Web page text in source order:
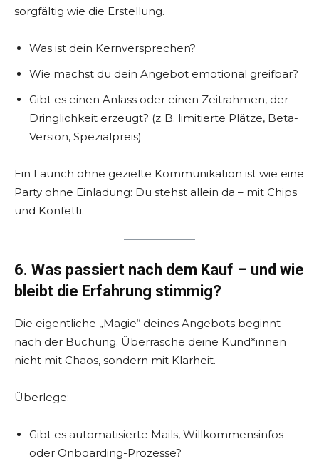
sorgfältig wie die Erstellung.
Was ist dein Kernversprechen?
Wie machst du dein Angebot emotional greifbar?
Gibt es einen Anlass oder einen Zeitrahmen, der
Dringlichkeit erzeugt? (z. B. limitierte Plätze, Beta-
Version, Spezialpreis)
Ein Launch ohne gezielte Kommunikation ist wie eine
Party ohne Einladung: Du stehst allein da – mit Chips
und Konfetti.
6. Was passiert nach dem Kauf – und wie
bleibt die Erfahrung stimmig?
Die eigentliche „Magie“ deines Angebots beginnt
nach der Buchung. Überrasche deine Kund*innen
nicht mit Chaos, sondern mit Klarheit.
Überlege:
Gibt es automatisierte Mails, Willkommensinfos
oder Onboarding-Prozesse?